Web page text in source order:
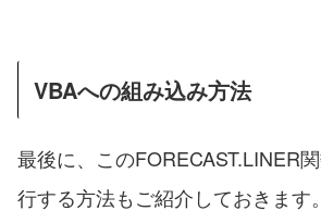
VBAへの組み込み方法
最後に、このFORECAST.LINER
行する方法もご紹介しておきます。